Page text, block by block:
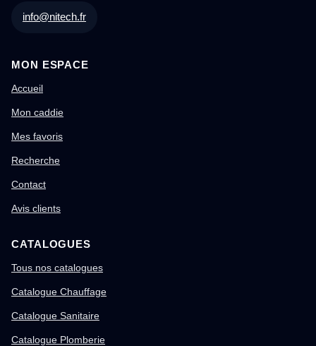
info@nitech.fr
MON ESPACE
Accueil
Mon caddie
Mes favoris
Recherche
Contact
Avis clients
CATALOGUES
Tous nos catalogues
Catalogue Chauffage
Catalogue Sanitaire
Catalogue Plomberie